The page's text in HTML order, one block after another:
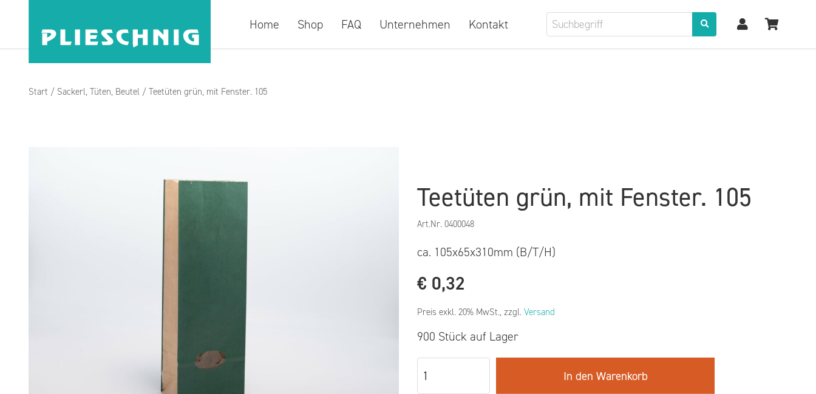
Home Shop FAQ Unternehmen Kontakt
Start / Sackerl, Tüten, Beutel / Teetüten grün, mit Fenster. 105
Teetüten grün, mit Fenster. 105
Art.Nr. 0400048
ca. 105x65x310mm (B/T/H)
€ 0,32
Preis exkl. 20% MwSt., zzgl. Versand
900 Stück auf Lager
In den Warenkorb